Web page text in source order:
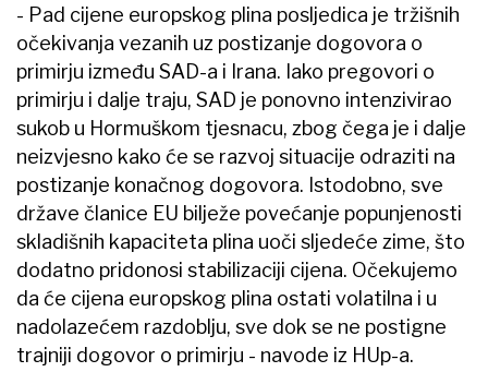
- Pad cijene europskog plina posljedica je tržišnih
očekivanja vezanih uz postizanje dogovora o
primirju između SAD-a i Irana. Iako pregovori o
primirju i dalje traju, SAD je ponovno intenzivirao
sukob u Hormuškom tjesnacu, zbog čega je i dalje
neizvjesno kako će se razvoj situacije odraziti na
postizanje konačnog dogovora. Istodobno, sve
države članice EU bilježe povećanje popunjenosti
skladišnih kapaciteta plina uoči sljedeće zime, što
dodatno pridonosi stabilizaciji cijena. Očekujemo
da će cijena europskog plina ostati volatilna i u
nadolazećem razdoblju, sve dok se ne postigne
trajniji dogovor o primirju - navode iz HUp-a.